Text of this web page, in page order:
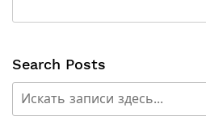
Search Posts